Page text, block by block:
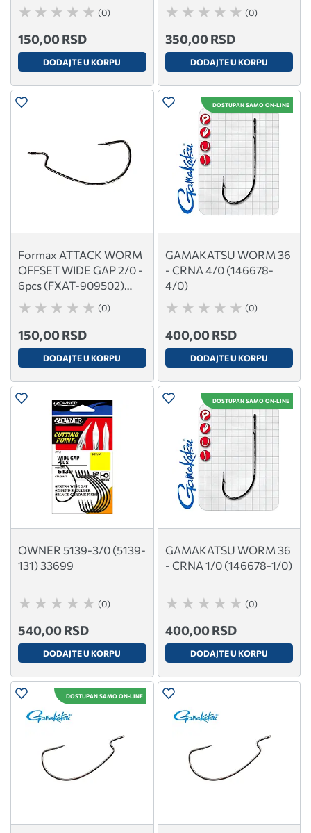
52591
(0)
150,00 RSD
DODAJTE U KORPU
(0)
350,00 RSD
DODAJTE U KORPU
Formax ATTACK WORM
OFFSET WIDE GAP 2/0 -
6pcs (FXAT-909502)
52588
(0)
150,00 RSD
DODAJTE U KORPU
DOSTUPAN SAMO ON-LINE
GAMAKATSU WORM 36
- CRNA 4/0 (146678-
4/0)
(0)
400,00 RSD
DODAJTE U KORPU
OWNER 5139-3/0 (5139-
131) 33699
(0)
540,00 RSD
DODAJTE U KORPU
DOSTUPAN SAMO ON-LINE
GAMAKATSU WORM 36
- CRNA 1/0 (146678-1/0)
(0)
400,00 RSD
DODAJTE U KORPU
DOSTUPAN SAMO ON-LINE